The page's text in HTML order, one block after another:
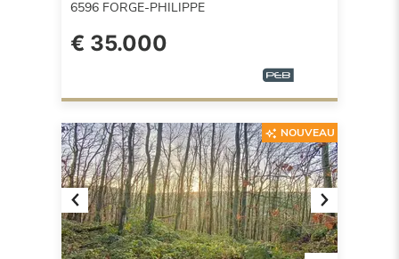
6596 FORGE-PHILIPPE
€ 35.000
Previous Next
NOUVEAU